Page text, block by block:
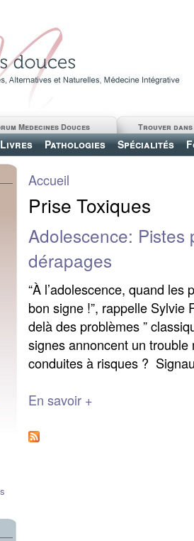
Livres Pathologies Spécialités
Trouver
Medecines Douces
Accueil
Prise Toxiques
Adolescence: Pistes
dérapages
“À l’adolescence, quand les
bon signe !”, rappelle Sylvie
delà des problèmes ”
signes annoncent un
conduites à risques ?
En savoir +